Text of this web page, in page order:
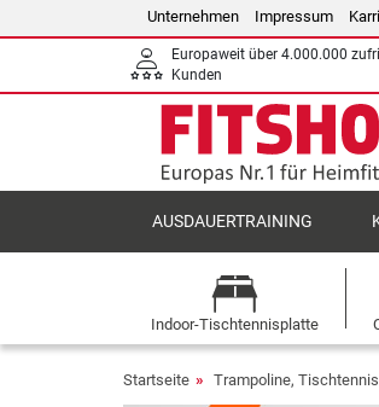
Unternehmen Impressum
Europaweit über 4.000.000
Kunden
AUSDAUERTRAINING
Indoor-Tischtennisplatte
Startseite Trampoline,